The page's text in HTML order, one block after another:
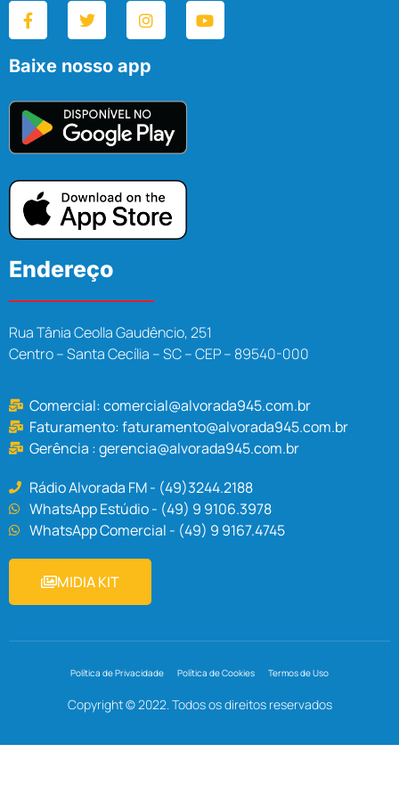
Baixe nosso app
Endereço
Rua Tânia Ceolla Gaudêncio, 251
Centro – Santa Cecília – SC – CEP – 89540-000
Comercial:comercial@alvorada945.com.br
Faturamento:faturamento@alvorada945.com.br
Gerência :gerencia@alvorada945.com.br
Rádio Alvorada FM - (49)3244.2188
WhatsApp Estúdio - (49) 9 9106.3978
WhatsApp Comercial - (49) 9 9167.4745
MIDIA KIT
Política de Privacidade Política de Cookies Termos de Uso
Copyright © 2022. Todos os direitos reservados